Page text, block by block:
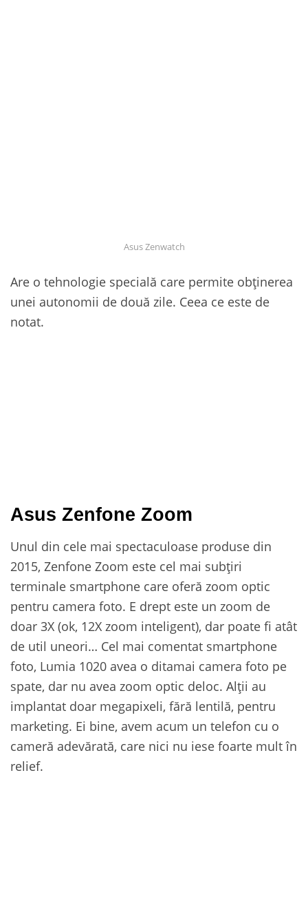
Asus Zenwatch
Are o tehnologie specială care permite obținerea
unei autonomii de două zile. Ceea ce este de
notat.
Asus Zenfone Zoom
Unul din cele mai spectaculoase produse din
2015, Zenfone Zoom este cel mai subțiri
terminale smartphone care oferă zoom optic
pentru camera foto. E drept este un zoom de
doar 3X (ok, 12X zoom inteligent), dar poate fi atât
de util uneori… Cel mai comentat smartphone
foto, Lumia 1020 avea o ditamai camera foto pe
spate, dar nu avea zoom optic deloc. Alții au
implantat doar megapixeli, fără lentilă, pentru
marketing. Ei bine, avem acum un telefon cu o
cameră adevărată, care nici nu iese foarte mult în
relief.